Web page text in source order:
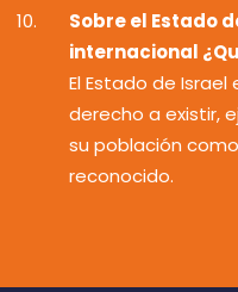
Sobre el Estado
internacional
El Estado de
derecho a existir,
su población
reconocido.